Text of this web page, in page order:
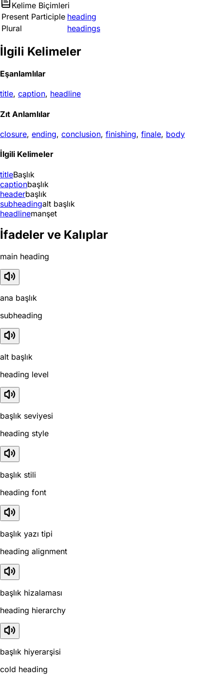
Kelime Biçimleri
Present Participle heading
Plural
headings
İlgili Kelimeler
Eşanlamlılar
title, caption, headline
Zıt Anlamlılar
closure, ending, conclusion, finishing, finale, body
İlgili Kelimeler
titleBaşlık
captionbaşlık
headerbaşlık
subheadingalt başlık
headlinemanşet
İfadeler ve Kalıplar
main heading
ana başlık
subheading
alt başlık
heading level
başlık seviyesi
heading style
başlık stili
heading font
başlık yazı tipi
heading alignment
başlık hizalaması
heading hierarchy
başlık hiyerarşisi
cold heading